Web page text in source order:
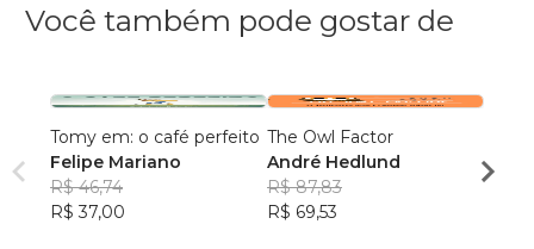
Você também pode gostar de
Tomy em: o café perfeito
Felipe Mariano
R$ 46,74
R$ 37,00
The Owl Factor
André Hedlund
R$ 87,83
R$ 69,53
R$